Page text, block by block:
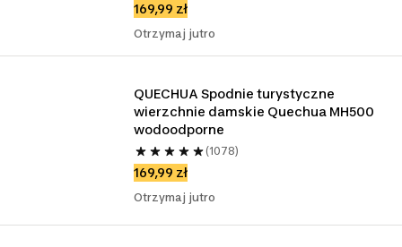
169,99 zł
Otrzymaj jutro
QUECHUA Spodnie turystyczne
wierzchnie damskie Quechua MH500
wodoodporne
(1078)
169,99 zł
Otrzymaj jutro